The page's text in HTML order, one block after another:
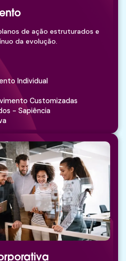
de ação estruturados e
da evolução.
Individual
Customizadas
- Sapiência